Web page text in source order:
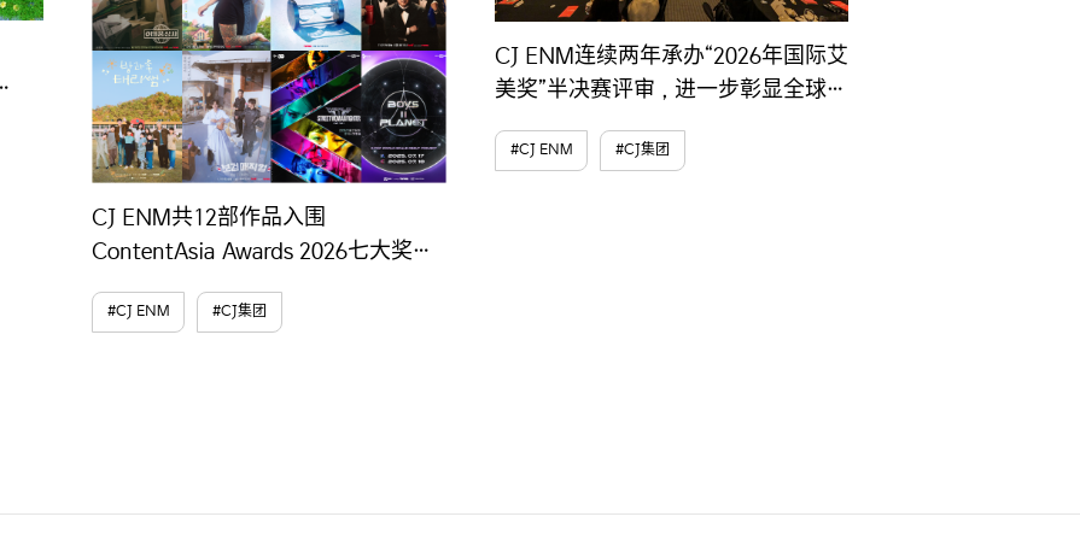
CJ ENM共12部作品入围
ContentAsia Awards 2026七大奖
#CJ ENM #CJ集团
CJ ENM连续两年承办“2026年国际艾
美奖”半决赛评审，进一步彰显全球IP
#CJ ENM #CJ集团